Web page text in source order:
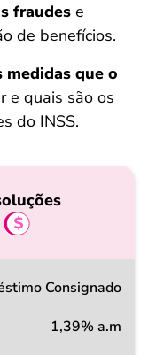
fraudes e
de benefícios.
medidas que o
e quais são os
do INSS.
Consignado
1,39% a.m